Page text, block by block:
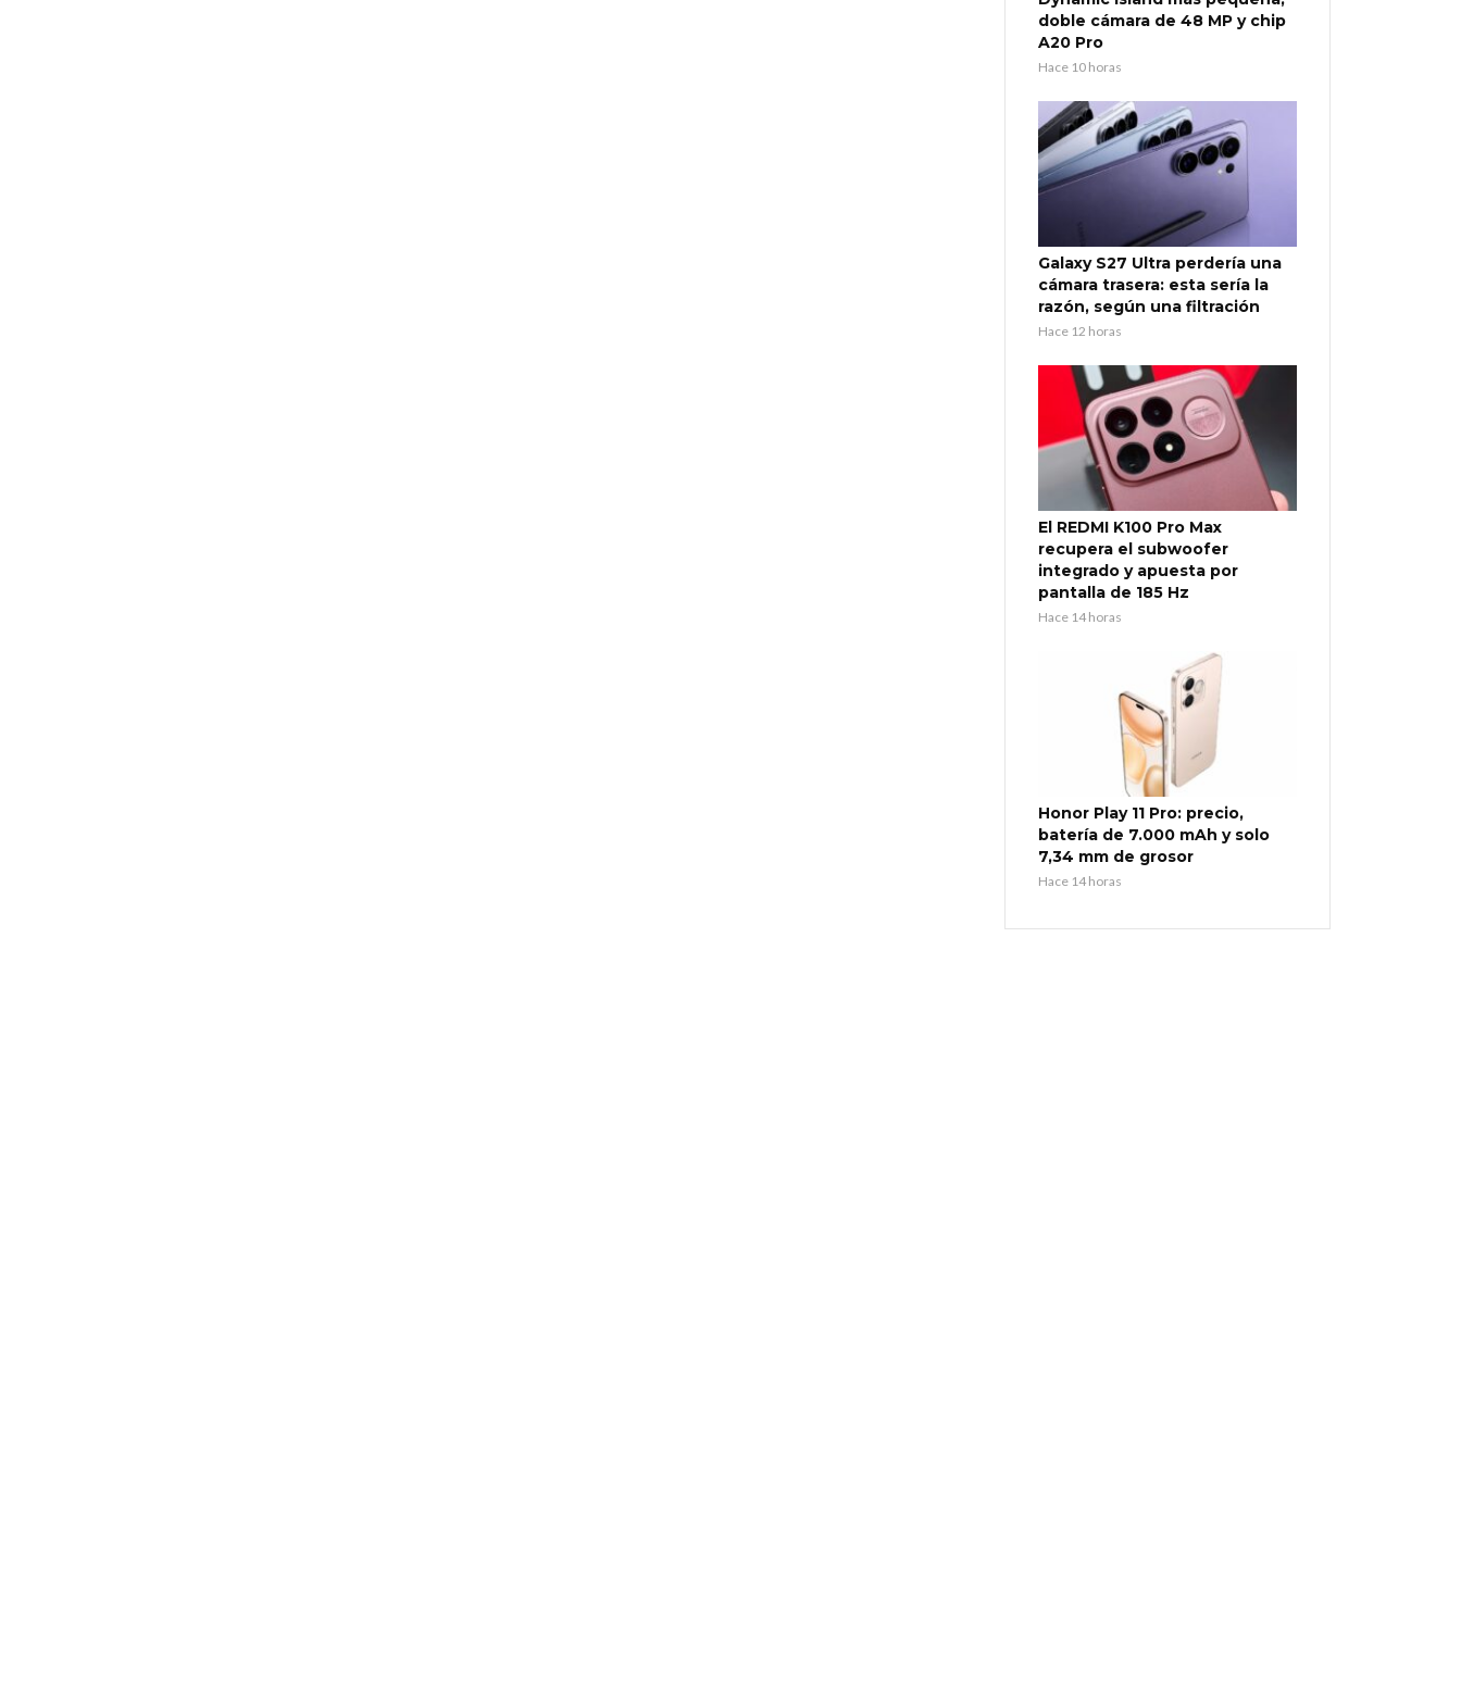
doble cámara de 48 MP y chip
A20 Pro
Hace 10 horas
Galaxy S27 Ultra perdería una
cámara trasera: esta sería la
razón, según una filtración
Hace 12 horas
El REDMI K100 Pro Max
recupera el subwoofer
integrado y apuesta por
pantalla de 185 Hz
Hace 14 horas
Honor Play 11 Pro: precio,
batería de 7.000 mAh y solo
7,34 mm de grosor
Hace 14 horas